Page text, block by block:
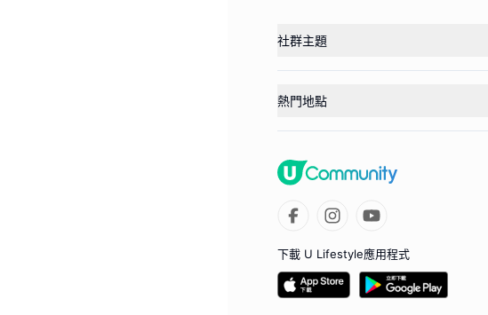
社群主題
熱門地點
下載 U Lifestyle應用程式